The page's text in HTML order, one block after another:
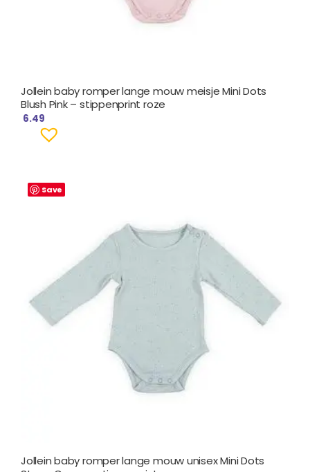
Jollein baby romper lange mouw meisje Mini Dots
Blush Pink – stippenprint roze
6.49
Save
Jollein baby romper lange mouw unisex Mini Dots